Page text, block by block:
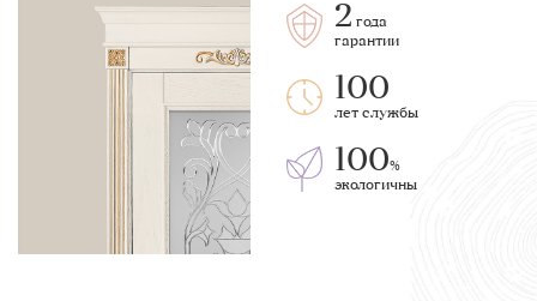
2 года
гарантии
100
лет службы
100%
экологичны